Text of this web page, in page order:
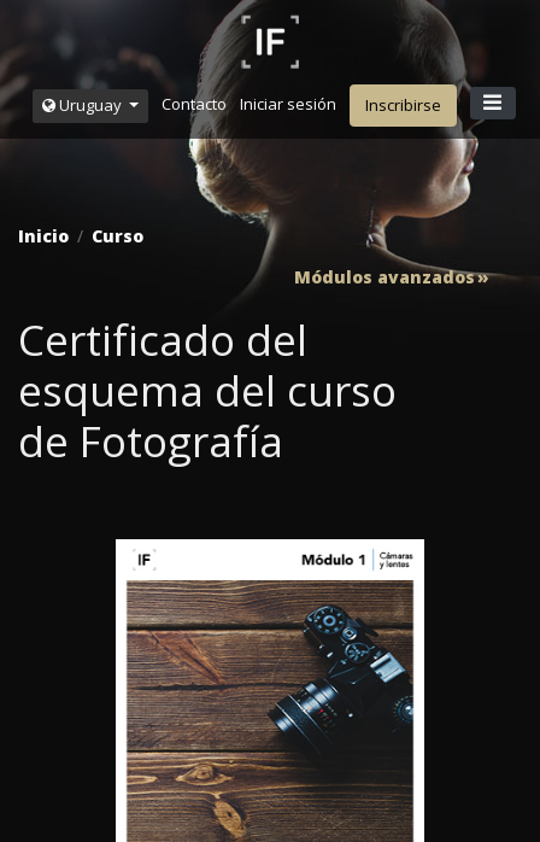
Uruguay Contacto Iniciar sesión Inscribirse
Inicio
Curso
Módulos avanzados
Certificado del
esquema del curso
de Fotografía